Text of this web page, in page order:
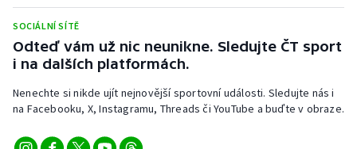
Parasport
Plážový volejbal
SOCIÁLNÍ SÍTĚ
Odteď vám už nic neunikne. Sledujte ČT sport
i na dalších platformách.
Nenechte si nikde ujít nejnovější sportovní události. Sledujte nás i
na Facebooku, X, Instagramu, Threads či YouTube a buďte v obraze.